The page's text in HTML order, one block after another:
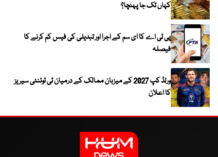
کہاں تک جا پہنچا؟
پی ٹی اے کا ای سم کے اجرا اور تبدیلی کی فیس کم کرنے کا
فیصلہ
ورلڈ کپ 2027 کے میزبان ممالک کے درمیان ٹی ٹوئنٹی سیریز
کا اعلان